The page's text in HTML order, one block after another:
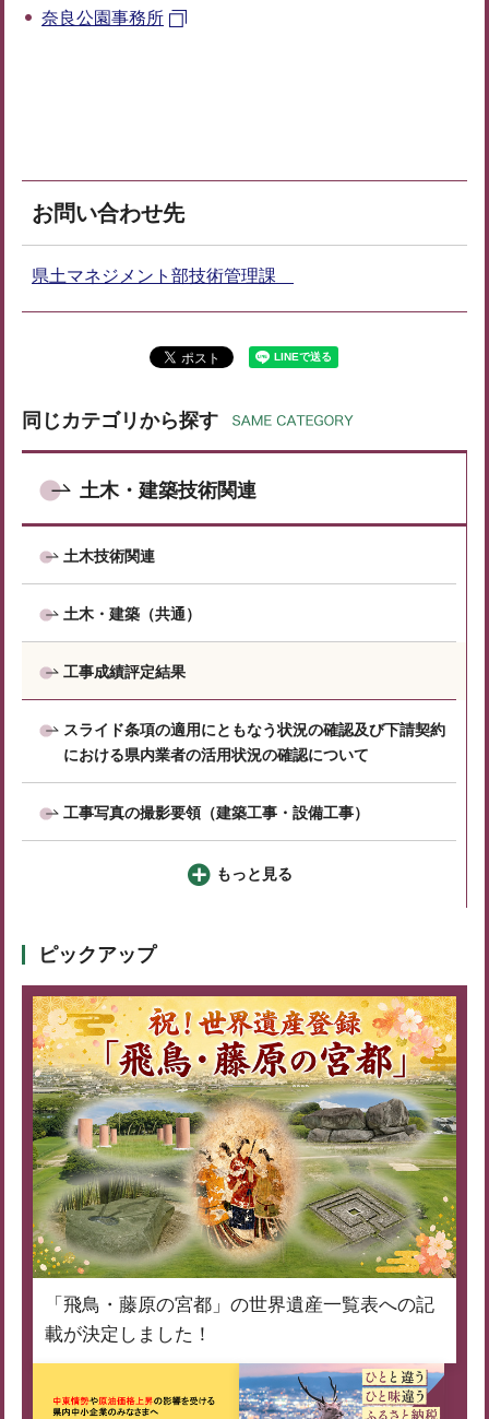
奈良公園事務所
お問い合わせ先
県土マネジメント部技術管理課
同じカテゴリから探す
土木・建築技術関連
土木技術関連
土木・建築（共通）
工事成績評定結果
スライド条項の適用にともなう状況の確認及び下請契約
における県内業者の活用状況の確認について
工事写真の撮影要領（建築工事・設備工事）
もっと見る
ピックアップ
「飛鳥・藤原の宮都」の世界遺産一覧表への記
載が決定しました！